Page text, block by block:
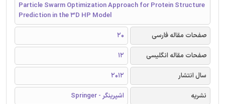
Particle Swarm Optimization Approach for Protein Structure
Prediction in the 3D HP Model
صفحات مقاله فارسی
20
صفحات مقاله انگلیسی
12
سال انتشار
2012
نشریه
اشپرینگر - Springer